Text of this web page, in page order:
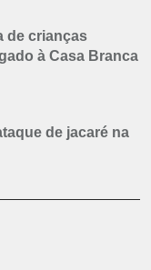
de crianças
à Casa Branca
de jacaré na